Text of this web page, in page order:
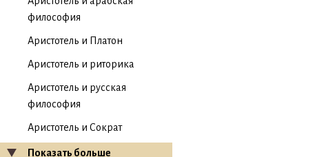
философия
Аристотель и Платон
Аристотель и риторика
Аристотель и русская
философия
Аристотель и Сократ
Показать больше